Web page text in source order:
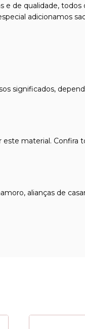
e de qualidade, todos
adicionamos
significados,
material. Confira
, alianças de